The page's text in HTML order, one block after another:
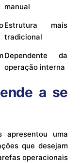
manual
Estrutura mais
tradicional
Dependente da
operação interna
a se
apresentou uma
que desejam
operacionais